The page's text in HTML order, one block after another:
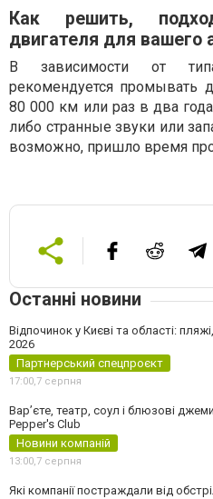
Как решить,
двигателя для вашего
В зависимости от
рекомендуется промывать
80 000 км или раз в два
либо странные звуки или
возможно, пришло время
Останні новини
Відпочинок у Києві та області:
2026
Партнерський спецпроєкт
17:00,7 серпня
Вар’єте, театр, соул і блюзові
Pepper's Club
Новини компаній
13:00,7 серпня
Які компанії постраждали від